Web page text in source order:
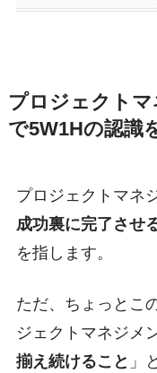
プロジェクト
で5W1Hの認識
プロジェクトマネ
成功裏に完了させ
を指します。
ただ、ちょっとこ
ジェクトマネジメ
揃え続けること 」